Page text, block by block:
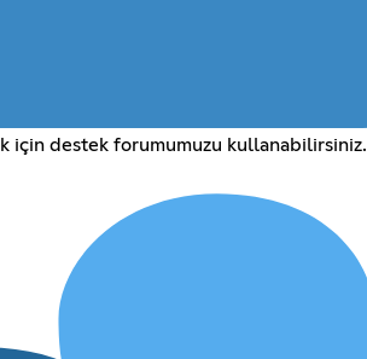
için destek forumumuzu kullanabilirsiniz.